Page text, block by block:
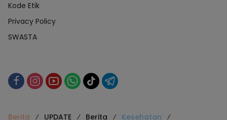
Kode Etik
Privacy Policy
SWASTA
Berita UPDATE Berita
Kesehatan